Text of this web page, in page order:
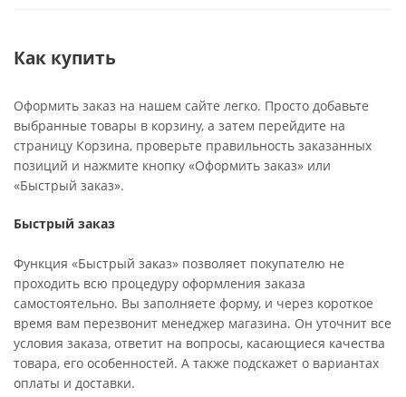
Как купить
Оформить заказ на нашем сайте легко. Просто добавьте
выбранные товары в корзину, а затем перейдите на
страницу Корзина, проверьте правильность заказанных
позиций и нажмите кнопку «Оформить заказ» или
«Быстрый заказ».
Быстрый заказ
Функция «Быстрый заказ» позволяет покупателю не
проходить всю процедуру оформления заказа
самостоятельно. Вы заполняете форму, и через короткое
время вам перезвонит менеджер магазина. Он уточнит все
условия заказа, ответит на вопросы, касающиеся качества
товара, его особенностей. А также подскажет о вариантах
оплаты и доставки.